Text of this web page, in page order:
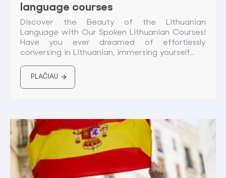
language courses
Discover the Beauty of the Lithuanian
Language with Our Spoken Lithuanian Courses!
Have you ever dreamed of effortlessly
conversing in Lithuanian, immersing yourself..
PLAČIAU